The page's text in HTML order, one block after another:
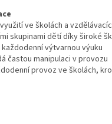
ve školách a
skupinami dětí díky široké
výtvarnou výuku
častou manipulaci v provozu
provoz ve školách,